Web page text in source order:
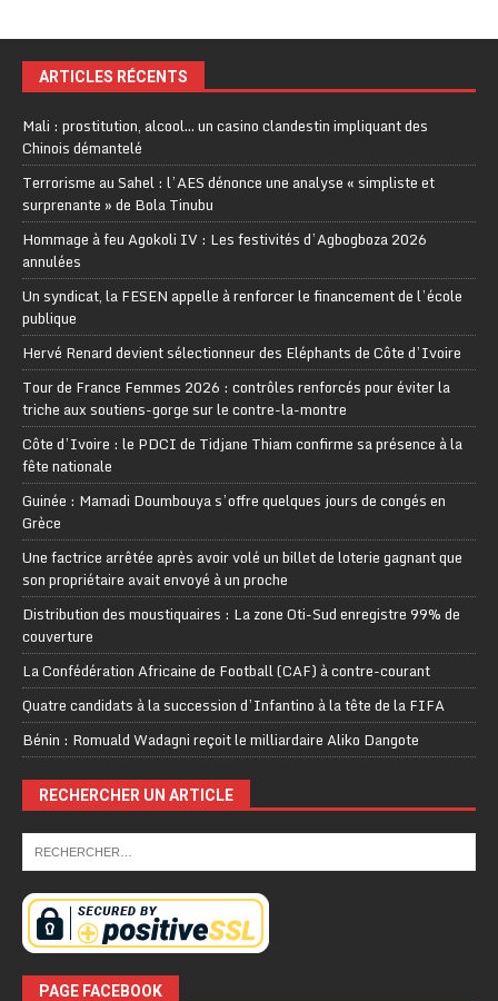
ARTICLES RÉCENTS
Mali : prostitution, alcool… un casino clandestin impliquant des
Chinois démantelé
Terrorisme au Sahel : l’AES dénonce une analyse « simpliste et
surprenante » de Bola Tinubu
Hommage à feu Agokoli IV : Les festivités d’Agbogboza 2026
annulées
Un syndicat, la FESEN appelle à renforcer le financement de l’école
publique
Hervé Renard devient sélectionneur des Eléphants de Côte d’Ivoire
Tour de France Femmes 2026 : contrôles renforcés pour éviter la
triche aux soutiens-gorge sur le contre-la-montre
Côte d’Ivoire : le PDCI de Tidjane Thiam confirme sa présence à la
fête nationale
Guinée : Mamadi Doumbouya s’offre quelques jours de congés en
Grèce
Une factrice arrêtée après avoir volé un billet de loterie gagnant que
son propriétaire avait envoyé à un proche
Distribution des moustiquaires : La zone Oti-Sud enregistre 99% de
couverture
La Confédération Africaine de Football (CAF) à contre-courant
Quatre candidats à la succession d’Infantino à la tête de la FIFA
Bénin : Romuald Wadagni reçoit le milliardaire Aliko Dangote
RECHERCHER UN ARTICLE
PAGE FACEBOOK